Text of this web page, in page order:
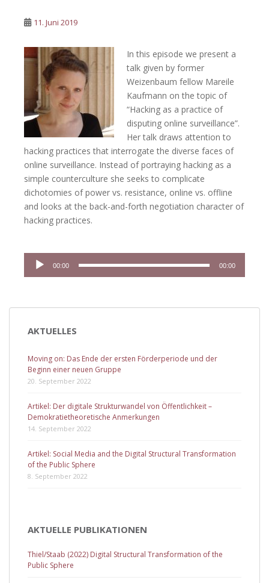
11. Juni 2019
In this episode we present a
talk given by former
Weizenbaum fellow Mareile
Kaufmann on the topic of
“Hacking as a practice of
disputing online surveillance”.
Her talk draws attention to
hacking practices that interrogate the diverse faces of
online surveillance. Instead of portraying hacking as a
simple counterculture she seeks to complicate
dichotomies of power vs. resistance, online vs. offline
and looks at the back-and-forth negotiation character of
hacking practices.
Audio-
Player
00:00 00:00
AKTUELLES
Moving on: Das Ende der ersten Förderperiode und der
Beginn einer neuen Gruppe
20. September 2022
Artikel: Der digitale Strukturwandel von Öffentlichkeit –
Demokratietheoretische Anmerkungen
14. September 2022
Artikel: Social Media and the Digital Structural Transformation
of the Public Sphere
8. September 2022
AKTUELLE PUBLIKATIONEN
Thiel/Staab (2022) Digital Structural Transformation of the
Public Sphere